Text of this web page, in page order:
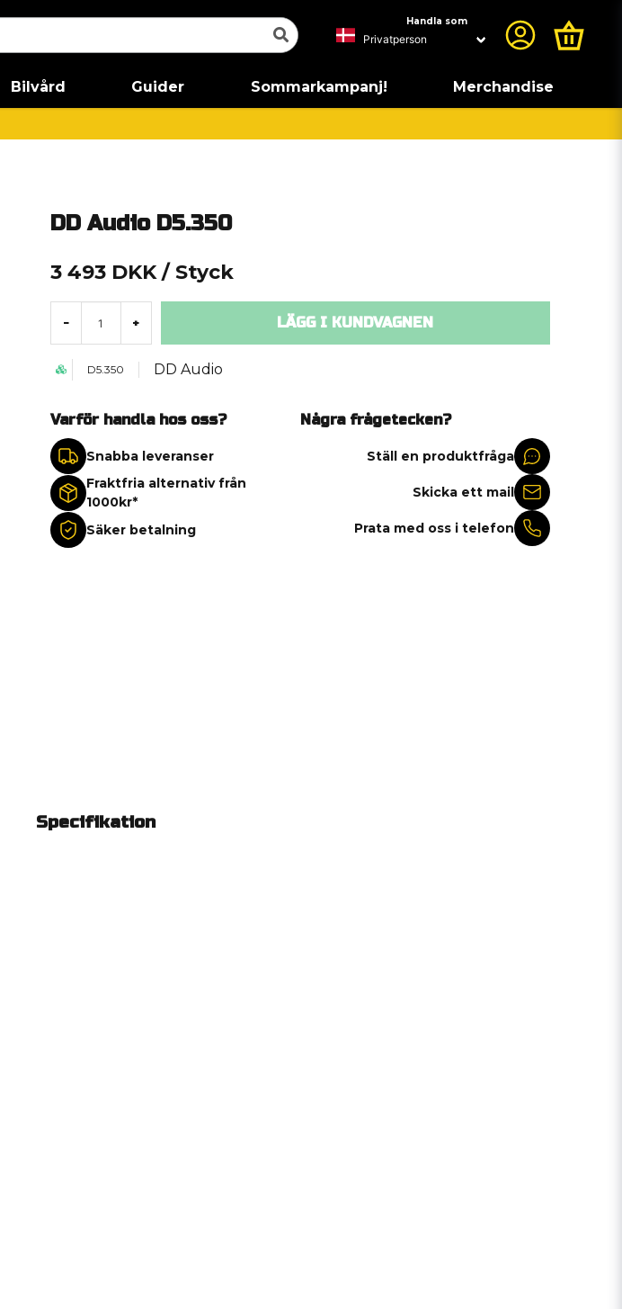
Handla som
Bilvård Guider Sommarkampanj! Merchandise
DD Audio D5.350
3 493 DKK / Styck
- + LÄGG I KUNDVAGNEN
D5.350 DD Audio
Varför handla hos oss?
Snabba leveranser
Fraktfria alternativ från
1000kr*
Säker betalning
Några frågetecken?
Ställ en produktfråga
Skicka ett mail
Prata med oss i telefon
Specifikation